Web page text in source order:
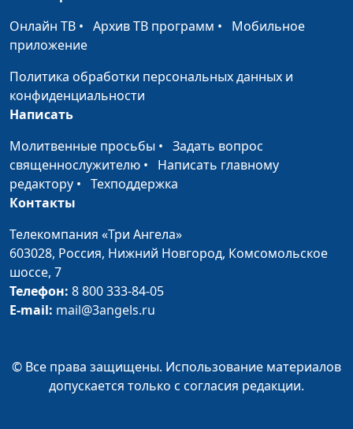
Я не хочу взрослеть
Сергей Парфенов,
Малышева
Похудеть к лету
Богдан Павлюк, Надежда
Малышева
Как избавиться от
родителей?
Булатова, Надежда
Малышева, Сергей
Возможно ли
Малышева
Поступить честно
Сергей Парфенов,
Онлайн ТВ • Архив ТВ программ • Мобильное
приложение
Политика обработки персональных данных и
конфиденциальности
Написать
Молитвенные просьбы • Задать вопрос
священнослужителю • Написать главному
редактору • Техподдержка
Контакты
Телекомпания «Три Ангела»
603028, Россия, Нижний Новгород, Комсомольское
шоссе, 7
Телефон: 8 800 333-84-05
E-mail: mail@3angels.ru
© Все права защищены. Использование материалов
допускается только с согласия редакции.